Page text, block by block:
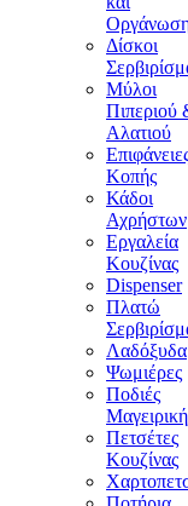
Δίσκοι
Μύλοι
Πιπεριού
Αλατιού
Κοπής
Κάδοι
Αχρήστων
Εργαλεία
Κουζίνας
Dispenser
Πλατώ
Λαδόξυδα
Ψωμιέρες
Ποδιές
Πετσέτες
Κουζίνας